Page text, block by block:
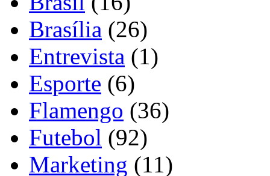
Brasília (26)
Entrevista (1)
Esporte (6)
Flamengo (36)
Futebol (92)
Marketing (11)